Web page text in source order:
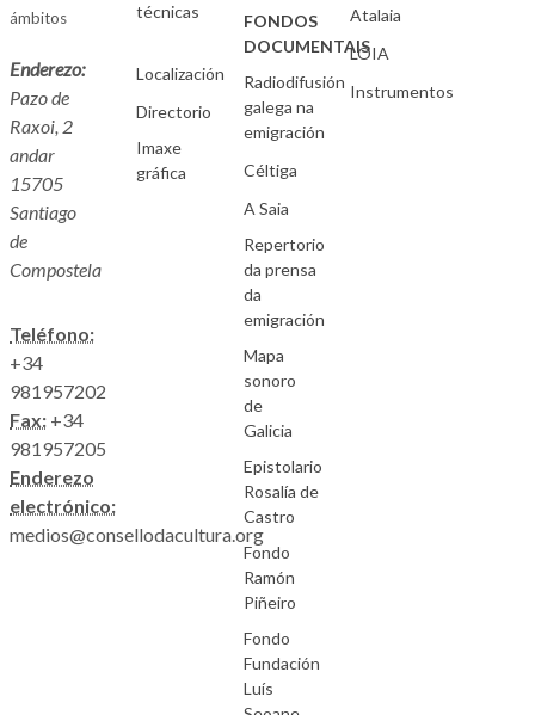
ámbitos
Enderezo:
Pazo de
Raxoi, 2
andar
15705
Santiago
de
Compostela
Teléfono:
+34
981957202
Fax: +34
981957205
Enderezo
electrónico:
medios@consellodacultura.org
técnicas
Localización
Directorio
Imaxe
gráfica
FONDOS
DOCUMENTAIS
Radiodifusión
galega na
emigración
Céltiga
A Saia
Repertorio
da prensa
da
emigración
Mapa
sonoro
de
Galicia
Epistolario
Rosalía de
Castro
Fondo
Ramón
Piñeiro
Fondo
Fundación
Luís
Atalaia
LOIA
Instrumentos